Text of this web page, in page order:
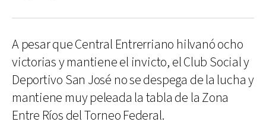
A pesar que Central Entrerriano hilvanó ocho
victorias y mantiene el invicto, el Club Social y
Deportivo San José no se despega de la lucha y
mantiene muy peleada la tabla de la Zona
Entre Ríos del Torneo Federal.